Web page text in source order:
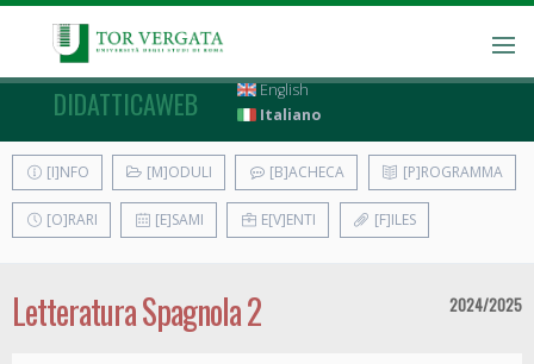
DIDATTICAWEB
English
Italiano
[I]NFO [M]ODULI [B]ACHECA [P]ROGRAMMA
[O]RARI [E]SAMI E[V]ENTI [F]ILES
Letteratura Spagnola 2 2024/2025